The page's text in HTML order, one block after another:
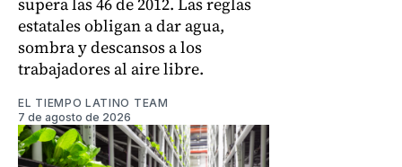
estatales obligan a dar agua,
sombra y descansos a los
trabajadores al aire libre.
EL TIEMPO LATINO TEAM
7 de agosto de 2026